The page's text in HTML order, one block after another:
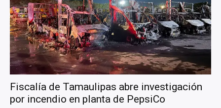
Fiscalía de Tamaulipas abre investigación
por incendio en planta de PepsiCo